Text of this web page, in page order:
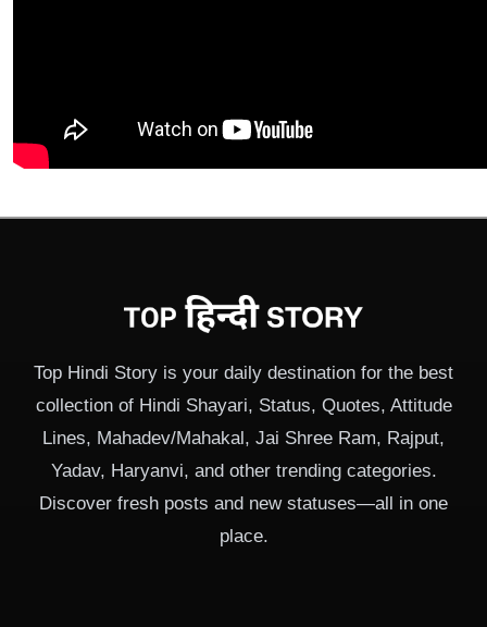
Top Hindi Story is your daily destination for the best
collection of Hindi Shayari, Status, Quotes, Attitude
Lines, Mahadev/Mahakal, Jai Shree Ram, Rajput,
Yadav, Haryanvi, and other trending categories.
Discover fresh posts and new statuses—all in one
place.